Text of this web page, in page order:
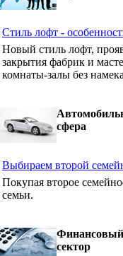
Стиль лофт -
Новый стиль лофт,
закрытия фабрик и
комнаты-залы без
сфера
Выбираем второй
Покупая второе
семьи.
Финансовый
сектор